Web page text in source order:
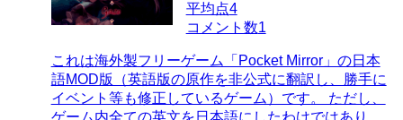
平均点4
コメント数1
これは海外製フリーゲーム「Pocket Mirror」の日本
語MOD版（英語版の原作を非公式に翻訳し、勝手に
イベント等も修正しているゲーム）です。 ただし、